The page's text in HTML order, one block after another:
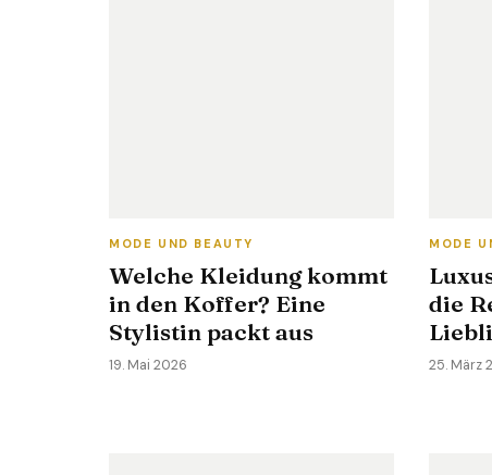
MODE UND BEAUTY
Welche Kleidung kommt
in den Koffer? Eine
Stylistin packt aus
19. Mai 2026
MODE
die
25. März